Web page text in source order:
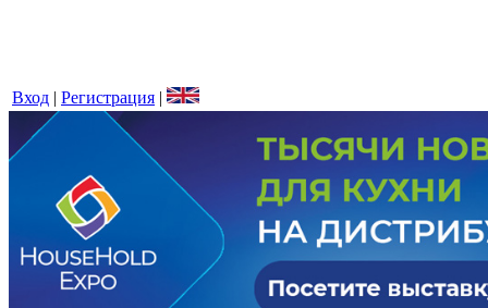
Вход | Регистрация |